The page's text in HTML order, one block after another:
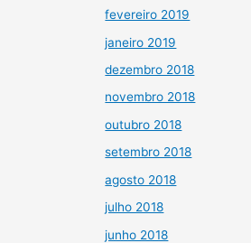
fevereiro 2019
janeiro 2019
dezembro 2018
novembro 2018
outubro 2018
setembro 2018
agosto 2018
julho 2018
junho 2018